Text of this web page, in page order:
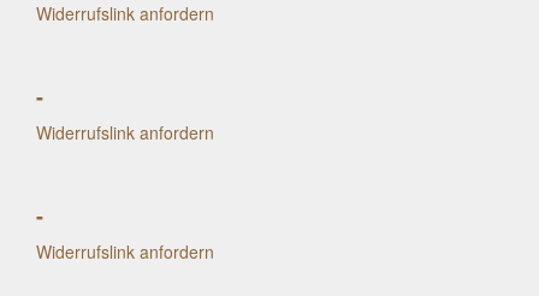
Widerrufslink anfordern
-
Widerrufslink anfordern
-
Widerrufslink anfordern